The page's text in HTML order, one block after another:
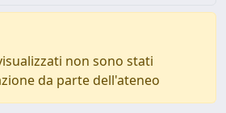
non sono stati
da parte dell'ateneo